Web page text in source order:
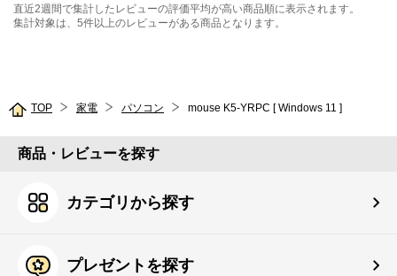
直近2週間で集計したレビューの評価平均が高い商品順に表示されます。
集計対象は、5件以上のレビューがある商品となります。
TOP 家電 パソコン mouse K5-YRPC [ Windows 11 ]
商品・レビューを探す
カテゴリから探す
プレゼントを探す